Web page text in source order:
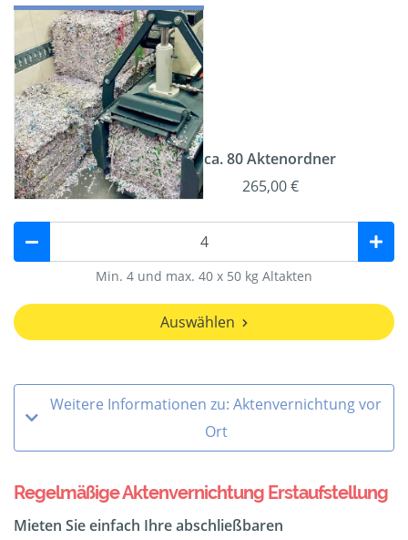
ca. 80 Aktenordner
265,00 €
Min. 4 und max. 40 x 50 kg Altakten
Auswählen
Weitere Informationen zu: Aktenvernichtung vor
Ort
Regelmäßige Aktenvernichtung Erstaufstellung
Mieten Sie einfach Ihre abschließbaren